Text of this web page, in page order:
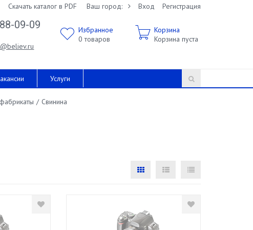
Скачать каталог в PDF Ваш город: Вход Регистрация
09-09
Избранное
0 товаров
Корзина
Корзина пуста
Услуги
/ Свинина